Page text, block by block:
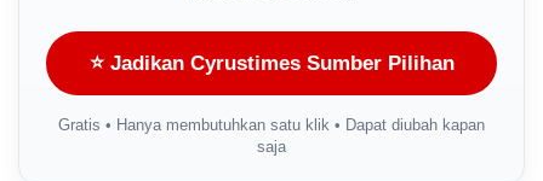
⭐ Jadikan Cyrustimes Sumber Pilihan
Gratis • Hanya membutuhkan satu klik • Dapat diubah kapan
saja